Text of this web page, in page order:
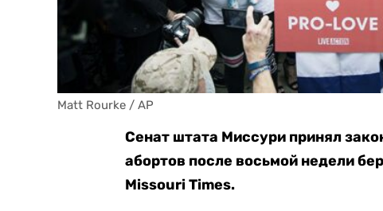
Matt Rourke / AP
Сенат штата Миссури принял
абортов после восьмой недели
Missouri Times.